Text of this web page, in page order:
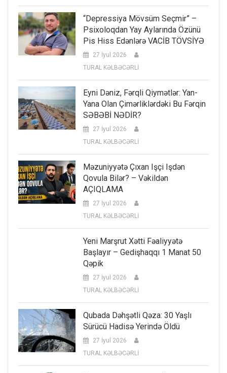
“Depressiya Mövsüm Seçmir” –
Psixoloqdan Yay Aylarında Özünü
Pis Hiss Edənlərə VACİB TÖVSİYƏ
27 İyul 2026
TURAL KƏLBƏCƏRLİ
Eyni Dəniz, Fərqli Qiymətlər: Yan-
Yana Olan Çimərliklərdəki Bu Fərqin
SƏBƏBİ NƏDİR?
27 İyul 2026
TURAL KƏLBƏCƏRLİ
Məzuniyyətə Çıxan Işçi Işdən
Qovula Bilər? – Vəkildən
AÇIQLAMA
27 İyul 2026
TURAL KƏLBƏCƏRLİ
Yeni Marşrut Xətti Fəaliyyətə
Başlayır – Gedişhaqqı 1 Manat 50
Qəpik
27 İyul 2026
TURAL KƏLBƏCƏRLİ
Qubada Dəhşətli Qəza: 30 Yaşlı
Sürücü Hadisə Yerində Öldü
27 İyul 2026
TURAL KƏLBƏCƏRLİ